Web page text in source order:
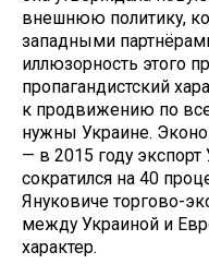
внешнюю политику,
западными
иллюзорность этого
пропагандистский
к продвижению по
нужны Украине.
— в 2015 году
сократился на 40
Януковиче торгово-
между Украиной и
характер.